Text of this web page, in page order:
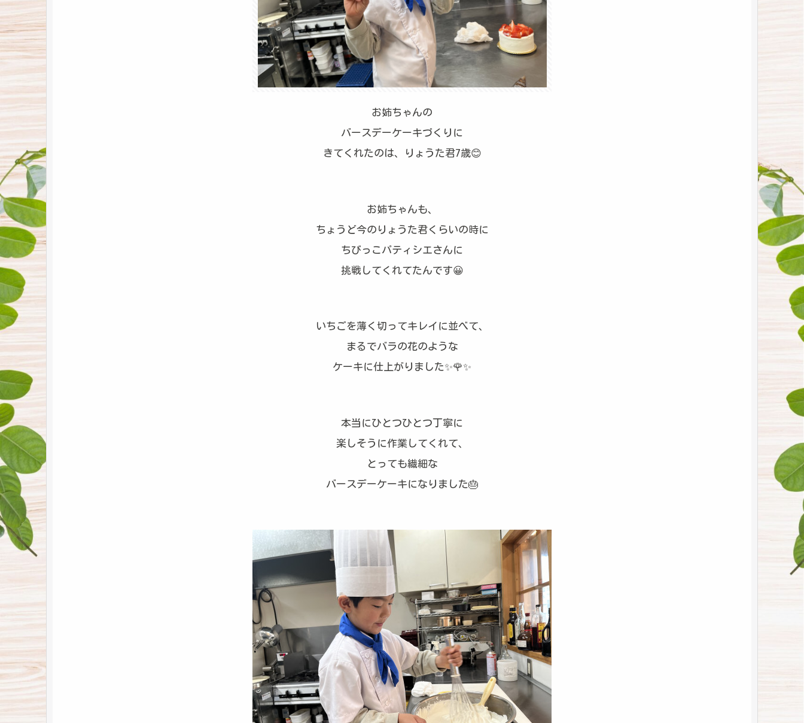
お姉ちゃんの
バースデーケーキづくりに
きてくれたのは、りょうた君7歳😊
お姉ちゃんも、
ちょうど今のりょうた君くらいの時に
ちびっこパティシエさんに
挑戦してくれてたんです😀
いちごを薄く切ってキレイに並べて、
まるでバラの花のような
ケーキに仕上がりました✨🌹✨
本当にひとつひとつ丁寧に
楽しそうに作業してくれて、
とっても繊細な
バースデーケーキになりました🎂